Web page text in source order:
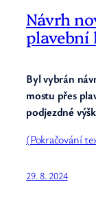
Návrh
plavební
Byl vybrán
mostu přes
podjezdné
(Pokračování
29. 8. 2024